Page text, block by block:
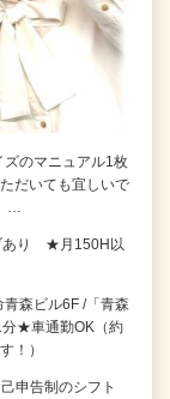
ズのマニュアル1枚
だいても宜しいで
…
あり ★月150H以
森ビル6F /「青森
分★車通勤OK（約
！）
申告制のシフト